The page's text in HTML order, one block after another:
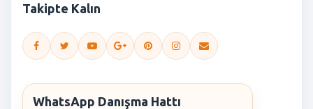
Takipte Kalın
WhatsApp Danışma Hattı